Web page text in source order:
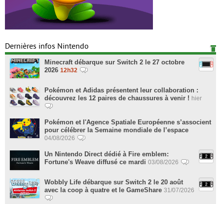
Dernières infos Nintendo
Minecraft débarque sur Switch 2 le 27 octobre
2026 12h32
Pokémon et Adidas présentent leur collaboration :
découvrez les 12 paires de chaussures à venir ! hier
Pokémon et l'Agence Spatiale Européenne s’associent
pour célébrer la Semaine mondiale de l’espace
04/08/2026
Un Nintendo Direct dédié à Fire emblem:
Fortune's Weave diffusé ce mardi 03/08/2026
Wobbly Life débarque sur Switch 2 le 20 août
avec la coop à quatre et le GameShare 31/07/2026